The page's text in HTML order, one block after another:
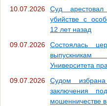
10.07.2026
Суд
убийстве с
12 лет назад
09.07.2026
Состоялась
Университета
09.07.2026
Судом
заключения
мошенничестве